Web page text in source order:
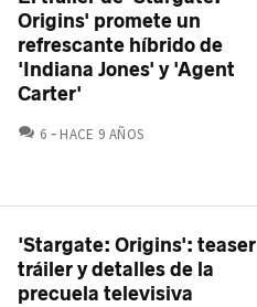
Origins' promete un
refrescante híbrido de
'Indiana Jones' y 'Agent
Carter'
6 COMENTARIOS
HACE 9 AÑOS
'Stargate: Origins': teaser
tráiler y detalles de la
precuela televisiva